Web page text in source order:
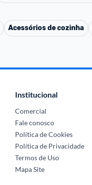
Acessórios de cozinha
Institucional
Comercial
Fale conosco
Política de Cookies
Política de Privacidade
Termos de Uso
Mapa Site